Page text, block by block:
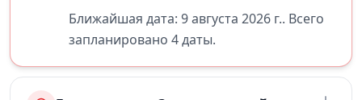
Ближайшая дата: 9 августа 2026 г.. Всего
запланировано 4 даты.